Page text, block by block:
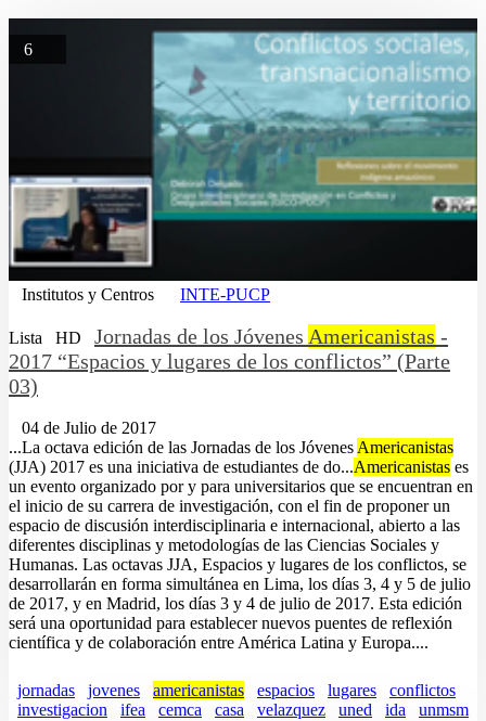
6
Institutos y Centros INTE-PUCP
Lista HD Jornadas de los Jóvenes Americanistas -
2017 “Espacios y lugares de los conflictos” (Parte
03)
04 de Julio de 2017
...La octava edición de las Jornadas de los Jóvenes Americanistas
(JJA) 2017 es una iniciativa de estudiantes de do...Americanistas es
un evento organizado por y para universitarios que se encuentran en
el inicio de su carrera de investigación, con el fin de proponer un
espacio de discusión interdisciplinaria e internacional, abierto a las
diferentes disciplinas y metodologías de las Ciencias Sociales y
Humanas. Las octavas JJA, Espacios y lugares de los conflictos, se
desarrollarán en forma simultánea en Lima, los días 3, 4 y 5 de julio
de 2017, y en Madrid, los días 3 y 4 de julio de 2017. Esta edición
será una oportunidad para establecer nuevos puentes de reflexión
científica y de colaboración entre América Latina y Europa....
jornadas jovenes americanistas espacios lugares
conflictos
investigacion
ifea cemca casa velazquez uned ida unmsm